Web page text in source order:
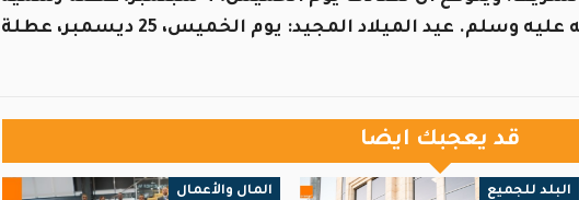
لإحياء ذكرى مولد النبي محمد صلى الله عليه وسلم. عيد الميلاد المجيد: يوم الخميس، 25 ديسمبر، عطلة
قد يعجبك ايضا
البلد للجميع المال والأعمال